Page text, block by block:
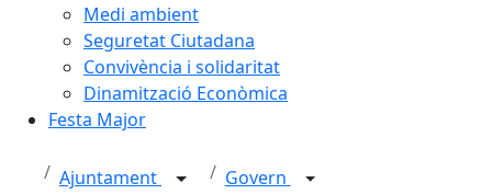
Medi ambient
Seguretat Ciutadana
Convivència i solidaritat
Dinamització Econòmica
Festa Major
Ajuntament
Govern